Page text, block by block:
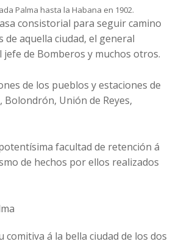
Palma hasta la Habana en 1902.
consistorial para seguir camino
aquella ciudad, el general
jefe de Bomberos y muchos otros.
de los pueblos y estaciones de
Bolondrón, Unión de Reyes,
facultad de retención á
de hechos por ellos realizados
á la bella ciudad de los dos